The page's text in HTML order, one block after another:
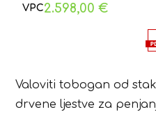
2.598,00€
Valoviti tobogan od
drvene ljestve za